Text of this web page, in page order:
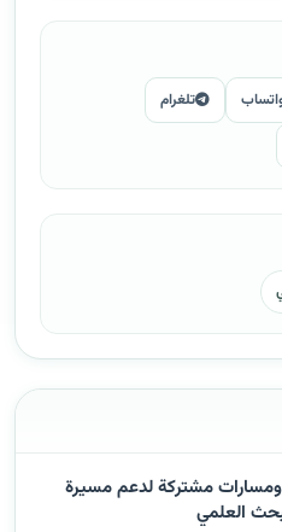
تلغرام
ومسارات مشتركة لدعم مسيرة
العلمي